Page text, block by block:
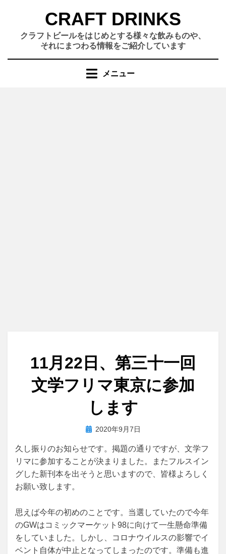
CRAFT DRINKS
クラフトビールをはじめとする様々な飲みものや、
それにまつわる情報をご紹介しています
メニュー
11月22日、第三十一回
文学フリマ東京に参加
します
投稿者master
投
日:
2020年9月7日
久し振りのお知らせです。掲題の通りですが、文学フ
リマに参加することが決まりました。またフルスイン
グした新刊本を出そうと思いますので、皆様よろしく
お願い致します。
思えば今年の初めのことです。当選していたので今年
のGWはコミックマーケット98に向けて一生懸命準備
をしていました。しかし、コロナウイルスの影響でイ
ベント自体が中止となってしまったのです。準備も進